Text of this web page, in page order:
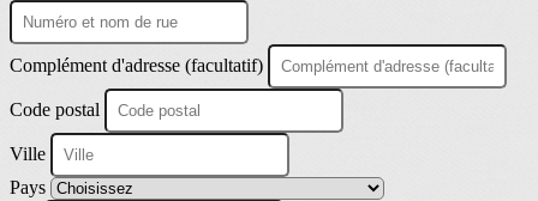
Complément d'adresse (facultatif)
Code postal
Ville
Pays